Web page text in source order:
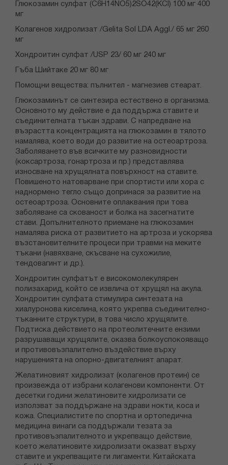
Глюкозамин сулфат (C6H14NO5)2SO42(KCl) 100 мг 400
мг
Колагенов хидролизат /Gelita Sol LDA Aggl./ 65 мг 260
мг
Хондроитин сулфат /USP 23/ 60 мг 240 мг
Гъба Шийтаке 20 мг 80 мг
Помощни вещества: пълнител - магнезиев стеарат.
Глюкозаминът се синтезира естествено в организма.
Основното му действие е да поддържа ставите и
съединителната тъкан здрави. С напредване на
възрастта концентрацията на глюкозамин в тялото
намалява, което води до развитие на остеоартроза.
Заболяването във всичките му разновидности
(коксартроза, гонартроза и пр.) представлява
износване на хрущялната повърхност на ставите.
Повишеното натоварване при спортисти или хора с
наднормено тегло също допринася за развитие на
остеоартроза. Основните оплаквания при това
заболяване са скованост и болка на засегнатите
стави. Допълнителното приемане на глюкозамин
намалява риска от развитието на артроза и ускорява
възстановителните процеси при травми на меките
тъкани (навяхване, скъсване на сухожилие,
тендовагинт и др.).
Хондроитин сулфатът е високомолекулярен
полизахарид, който се извлича от хрущял на акула.
Хондроитин сулфата стимулира синтезата на
хиалуронова киселина, която укрепва съединително-
тъканните структури, в това число хрущялите.
Подтиска действието на протеолитечните ензими
разрушаващи хрущялите, оказва болкоуспокояващо
и противовъзпалително въздействие върху
нарушенията на опорно-двигателният апарат.
Желатиновият хидролизат (колагенов протеин) се
произвежда от избрани колагенови компоненти. От
десетки години желатиновите хидролизати се
използват за поддържане на здрави нокти, коса и
кожа. Специалистите по спортна и ортопедична
медицина винаги са поддържали тезата за
противовъзпалителното и укрепващо действие,
което желатиновите хидролизати оказват върху
ставите и укрепващите ги лигаменти. Китайската